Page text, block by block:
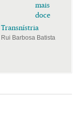
mais
doce
Transnístria
Rui Barbosa Batista